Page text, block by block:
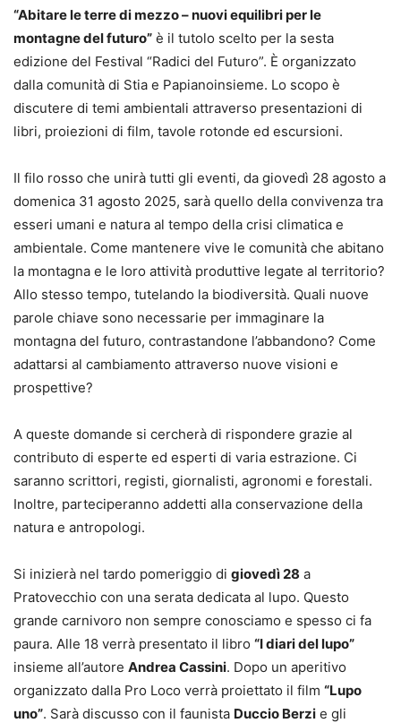
“Abitare le terre di mezzo – nuovi equilibri per le
montagne del futuro” è il tutolo scelto per la sesta
edizione del Festival “Radici del Futuro”. È organizzato
dalla comunità di Stia e Papianoinsieme. Lo scopo è
discutere di temi ambientali attraverso presentazioni di
libri, proiezioni di film, tavole rotonde ed escursioni.
Il filo rosso che unirà tutti gli eventi, da giovedì 28 agosto a
domenica 31 agosto 2025, sarà quello della convivenza tra
esseri umani e natura al tempo della crisi climatica e
ambientale. Come mantenere vive le comunità che abitano
la montagna e le loro attività produttive legate al territorio?
Allo stesso tempo, tutelando la biodiversità. Quali nuove
parole chiave sono necessarie per immaginare la
montagna del futuro, contrastandone l’abbandono? Come
adattarsi al cambiamento attraverso nuove visioni e
prospettive?
A queste domande si cercherà di rispondere grazie al
contributo di esperte ed esperti di varia estrazione. Ci
saranno scrittori, registi, giornalisti, agronomi e forestali.
Inoltre, parteciperanno addetti alla conservazione della
natura e antropologi.
Si inizierà nel tardo pomeriggio di giovedì 28 a
Pratovecchio con una serata dedicata al lupo. Questo
grande carnivoro non sempre conosciamo e spesso ci fa
paura. Alle 18 verrà presentato il libro “I diari del lupo”
insieme all’autore Andrea Cassini. Dopo un aperitivo
organizzato dalla Pro Loco verrà proiettato il film “Lupo
uno”. Sarà discusso con il faunista Duccio Berzi e gli